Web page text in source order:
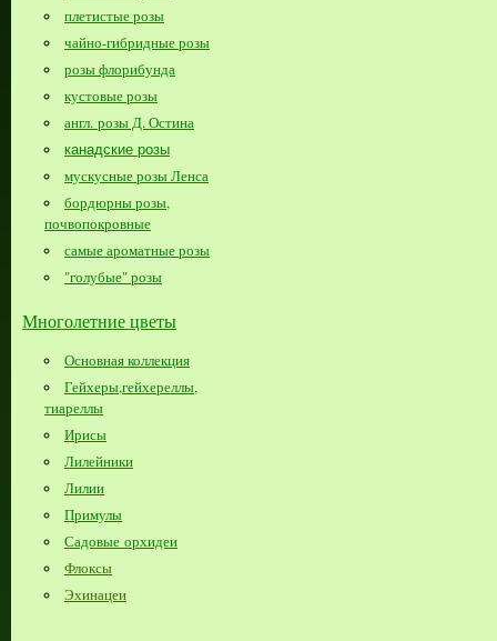
плетистые розы
чайно-гибридные розы
розы флорибунда
кустовые розы
англ. розы Д. Остина
канадские розы
мускусные розы Ленса
бордюрны розы,
почвопокровные
самые ароматные розы
"голубые" розы
Многолетние цветы
Основная коллекция
Гейхеры,гейхереллы,
тиареллы
Ирисы
Лилейники
Лилии
Примулы
Садовые орхидеи
Флоксы
Эхинацеи